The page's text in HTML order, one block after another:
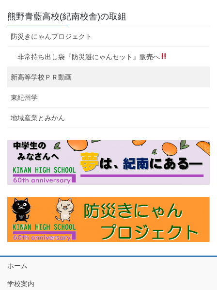
熊野青藍高校(紀南校舎)の取組
防災きにゃんプロジェクト
非常持ち出し袋『防災避にゃんセット』販売へ
新高等学校ＰＲ動画
東紀州学
地域産業とみかん
ホーム
学校案内